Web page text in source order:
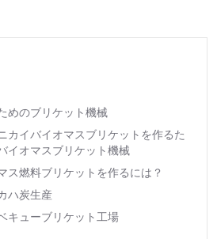
めのブリケット機械
カイバイオマスブリケットを作るた
イオマスブリケット機械
ス燃料ブリケットを作るには？
ハ炭生産
キューブリケット工場